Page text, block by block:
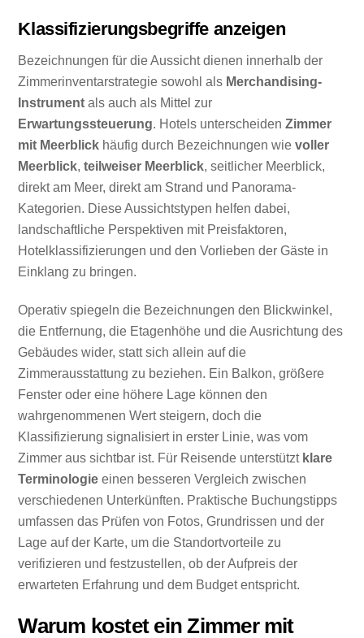
Klassifizierungsbegriffe anzeigen
Bezeichnungen für die Aussicht dienen innerhalb der
Zimmerinventarstrategie sowohl als Merchandising-
Instrument als auch als Mittel zur
Erwartungssteuerung. Hotels unterscheidenZimmer
mit Meerblick häufig durch Bezeichnungen wievoller
Meerblick,teilweiser Meerblick, seitlicher Meerblick,
direkt am Meer, direkt am Strand und Panorama-
Kategorien. Diese Aussichtstypen helfen dabei,
landschaftliche Perspektiven mit Preisfaktoren,
Hotelklassifizierungen und den Vorlieben der Gäste in
Einklang zu bringen.
Operativ spiegeln die Bezeichnungen den Blickwinkel,
die Entfernung, die Etagenhöhe und die Ausrichtung des
Gebäudes wider, statt sich allein auf die
Zimmerausstattung zu beziehen. Ein Balkon, größere
Fenster oder eine höhere Lage können den
wahrgenommenen Wert steigern, doch die
Klassifizierung signalisiert in erster Linie, was vom
Zimmer aus sichtbar ist. Für Reisende unterstützt klare
Terminologie einen besseren Vergleich zwischen
verschiedenen Unterkünften. Praktische Buchungstipps
umfassen das Prüfen von Fotos, Grundrissen und der
Lage auf der Karte, um die Standortvorteile zu
verifizieren und festzustellen, ob der Aufpreis der
erwarteten Erfahrung und dem Budget entspricht.
Warum kostet ein Zimmer mit